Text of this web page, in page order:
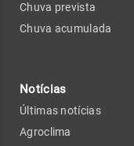
Chuva prevista
Chuva acumulada
Notícias
Últimas notícias
Agroclima